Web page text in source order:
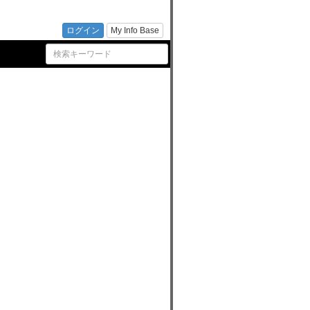
ログイン My Info Base
コ